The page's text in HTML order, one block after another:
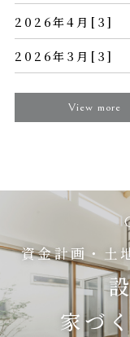
2026年4月[3]
2026年3月[3]
View more
資金計画・土
家づ